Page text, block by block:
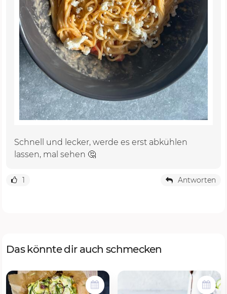
Schnell und lecker, werde es erst abkühlen
lassen, mal sehen 🤔
1 Antworten
Das könnte dir auch schmecken